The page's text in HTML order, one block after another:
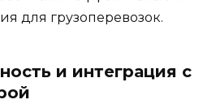
для грузоперевозок.
и интеграция с